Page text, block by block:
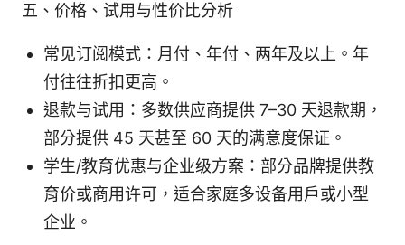
五、价格、试用与性价比分析
常见订阅模式：月付、年付、两年及以上。年
付往往折扣更高。
退款与试用：多数供应商提供 7–30 天退款期，
部分提供 45 天甚至 60 天的满意度保证。
学生/教育优惠与企业级方案：部分品牌提供教
育价或商用许可，适合家庭多设备用户或小型
企业。